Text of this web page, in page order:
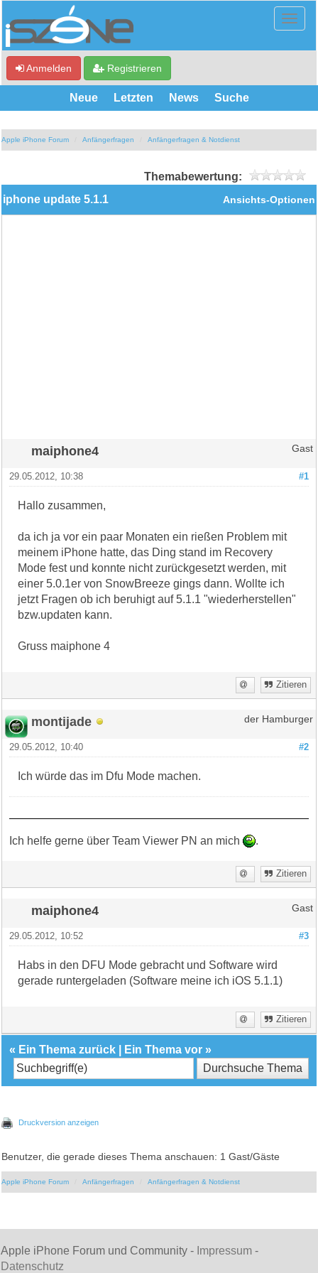
Anmelden Registrieren
Neue Letzten News Suche
Apple iPhone Forum Anfängerfragen Anfängerfragen & Notdienst
Themabewertung:
Ansichts-Optionen
iphone update 5.1.1
maiphone4 Gast
#1
29.05.2012, 10:38
Hallo zusammen,
da ich ja vor ein paar Monaten ein rießen Problem mit
meinem iPhone hatte, das Ding stand im Recovery
Mode fest und konnte nicht zurückgesetzt werden, mit
einer 5.0.1er von SnowBreeze gings dann. Wollte ich
jetzt Fragen ob ich beruhigt auf 5.1.1 "wiederherstellen"
bzw.updaten kann.
Gruss maiphone 4
Zitieren
montijade der Hamburger
#2
29.05.2012, 10:40
Ich würde das im Dfu Mode machen.
Ich helfe gerne über Team Viewer PN an mich .
Zitieren
maiphone4 Gast
#3
29.05.2012, 10:52
Habs in den DFU Mode gebracht und Software wird
gerade runtergeladen (Software meine ich iOS 5.1.1)
Zitieren
« Ein Thema zurück Ein Thema vor »
Druckversion anzeigen
Benutzer, die gerade dieses Thema anschauen: 1 Gast/Gäste
Apple iPhone Forum Anfängerfragen Anfängerfragen & Notdienst
Apple iPhone Forum und Community - Impressum -
Datenschutz